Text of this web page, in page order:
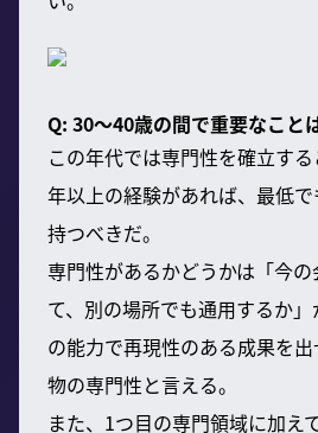
Q: 30〜40歳の間で重要なこと
この年代では専門性を確立す
年以上の経験があれば、最低
持つべきだ。
専門性があるかどうかは「今
て、別の場所でも通用するか
の能力で再現性のある成果を
物の専門性と言える。
また、1つ目の専門領域に加え